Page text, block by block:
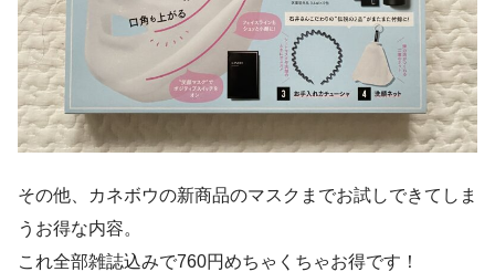
その他、カネボウの新商品のマスクまでお試しできてしま
うお得な内容。
これ全部雑誌込みで760円めちゃくちゃお得です！